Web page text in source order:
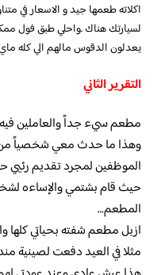
اكلاته طعمها جيد و الاسعار في
يعدلون الدقوس مالهم الي كله
التقرير الثاني
مطعم سيء جداً والعاملين
وهذا ما حدث معي شخصياً
الموظفين لمجرد تقديم رئيي
حيث قام بشتمي والإساءه
المطعم…
ازبل مطعم شفته بحياتي كلها
مثلا في العيد دفعت لصينية